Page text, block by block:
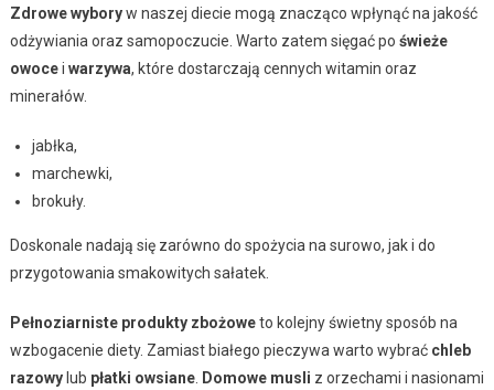
Zdrowe wyboryw naszej diecie mogą znacząco wpłynąć na jakość
odżywiania oraz samopoczucie. Warto zatem sięgać po świeże
owocei warzywa, które dostarczają cennych witamin oraz
minerałów.
jabłka,
marchewki,
brokuły.
Doskonale nadają się zarówno do spożycia na surowo, jak i do
przygotowania smakowitych sałatek.
Pełnoziarniste produkty zbożoweto kolejny świetny sposób na
wzbogacenie diety. Zamiast białego pieczywa warto wybrać chleb
razowylub płatki owsiane. Domowe musli z orzechami i nasionami